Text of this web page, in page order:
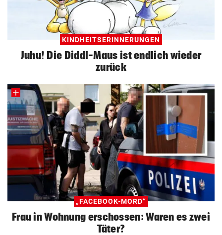
KINDHEITSERINNERUNGEN
Juhu! Die Diddl-Maus ist endlich wieder
zurück
„FACEBOOK-MORD“
Frau in Wohnung erschossen: Waren es zwei
Täter?